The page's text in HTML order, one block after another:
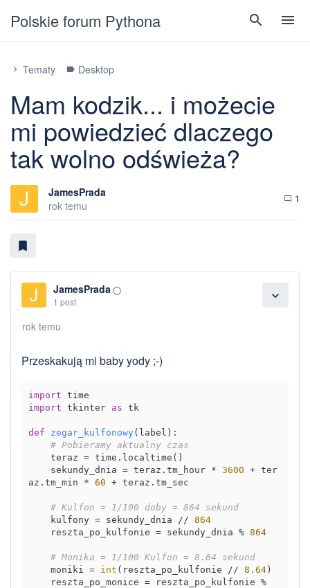
Polskie forum Pythona search menu
chevron_right Tematy label Desktop
Mam kodzik... i możecie
mi powiedzieć dlaczego
tak wolno odświeża?
JamesPrada
rok temu
chat_bubble_outline 1
bookmark
expand_more
JamesPrada panorama_fish_eye
1 post
rok temu
Przeskakują mi baby yody ;-)
import
import tkinter as tk
def zegar_kulfonowy( label ):
# Pobieramy aktualny czas
    sekundy_dnia = teraz.tm_hour *
3600 + ter
az.tm_min * 60 + teraz.tm_sec
# Kulfon = 1/100 doby = 864 sekund
    kulfony = sekundy_dnia //
864
    reszta_po_kulfonie = sekundy_dnia %
864
# Monika = 1/100 Kulfon = 8.64 sekund
    moniki =
int (reszta_po_kulfonie // 8.64)
    reszta_po_monice = reszta_po_kulfonie %